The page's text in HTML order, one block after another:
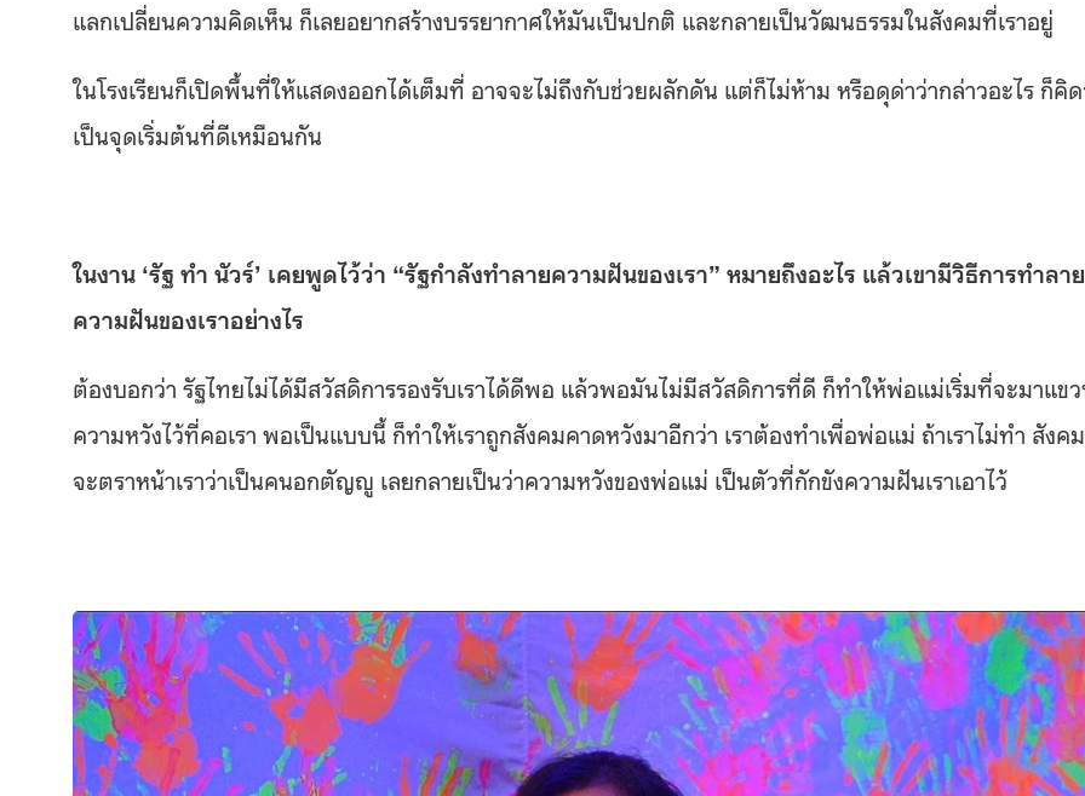
แลกเปลี่ยนความคิดเห็น ก็เลยอยากสร้างบรรยากาศให้มันเป็นปกติ และกลายเป็นวัฒนธรรมในสังคมที่เราอยู่
ในโรงเรียนก็เปิดพื้นที่ให้แสดงออกได้เต็มที่ อาจจะไม่ถึงกับช่วยผลักดัน แต่ก็ไม่ห้าม หรือดุด่าว่ากล่าวอะไร ก็คิ
เป็นจุดเริ่มต้นที่ดีเหมือนกัน
ในงาน ‘รัฐ ทำ นัวร์’ เคยพูดไว้ว่า “รัฐกำลังทำลายความฝันของเรา” หมายถึงอะไร แล้วเขามีวิธีการทำลาย
ความฝันของเราอย่างไร
ต้องบอกว่า รัฐไทยไม่ได้มีสวัสดิการรองรับเราได้ดีพอ แล้วพอมันไม่มีสวัสดิการที่ดี ก็ทำให้พ่อแม่เริ่มที่จะมาแข
ความหวังไว้ที่คอเรา พอเป็นแบบนี้ ก็ทำให้เราถูกสังคมคาดหวังมาอีกว่า เราต้องทำเพื่อพ่อแม่ ถ้าเราไม่ทำ สังค
จะตราหน้าเราว่าเป็นคนอกตัญญู เลยกลายเป็นว่าความหวังของพ่อแม่ เป็นตัวที่กักขังความฝันเราเอาไว้